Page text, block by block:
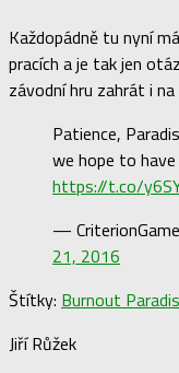
Každopádně tu nyní
pracích a je tak jen
závodní hru zahrát i na
Patience,
we hope to
https://t.co/
—
21, 2016
Štítky: Burnout
Jiří Růžek